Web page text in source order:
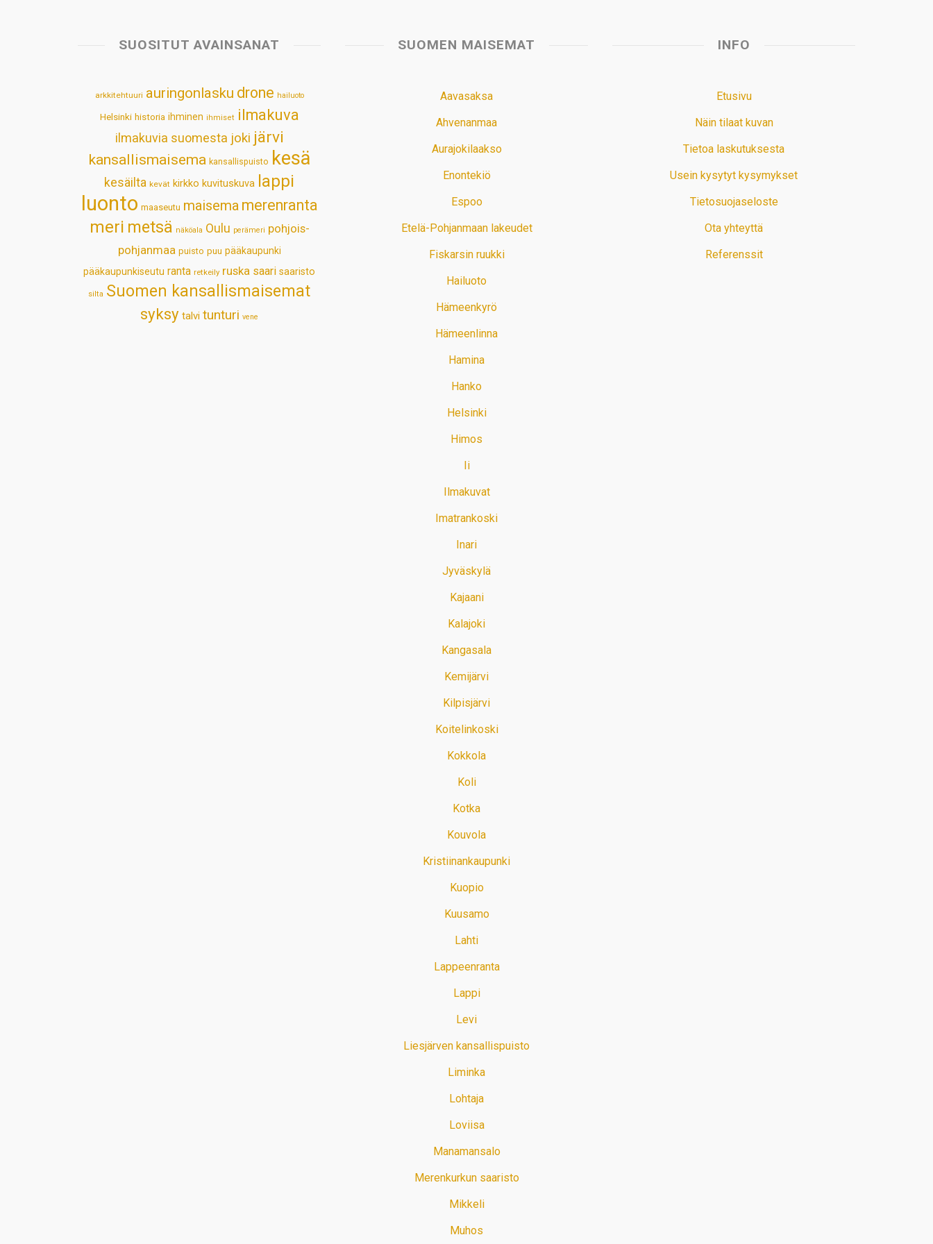
SUOSITUT AVAINSANAT
arkkitehtuuri auringonlasku drone hailuoto
Helsinki historia ihminen ihmiset ilmakuva
ilmakuvia suomesta joki järvi
kansallismaisema kansallispuisto kesä
kesäilta kevät kirkko kuvituskuva lappi
luonto maaseutu maisema merenranta
meri metsä näköala Oulu perämeri pohjois-
pohjanmaa puisto puu pääkaupunki
pääkaupunkiseutu ranta retkeily ruska saari saaristo
silta Suomen kansallismaisemat
syksy talvi tunturi vene
SUOMEN MAISEMAT
Aavasaksa
Ahvenanmaa
Aurajokilaakso
Enontekiö
Espoo
Etelä-Pohjanmaan lakeudet
Fiskarsin ruukki
Hailuoto
Hämeenkyrö
Hämeenlinna
Hamina
Hanko
Helsinki
Himos
Ii
Ilmakuvat
Imatrankoski
Inari
Jyväskylä
Kajaani
Kalajoki
Kangasala
Kemijärvi
Kilpisjärvi
Koitelinkoski
Kokkola
Koli
Kotka
Kouvola
Kristiinankaupunki
Kuopio
Kuusamo
Lahti
Lappeenranta
Lappi
Levi
Liesjärven kansallispuisto
Liminka
Lohtaja
Loviisa
Manamansalo
Merenkurkun saaristo
Mikkeli
Muhos
INFO
Etusivu
Näin tilaat kuvan
Tietoa laskutuksesta
Usein kysytyt kysymykset
Tietosuojaseloste
Ota yhteyttä
Referenssit